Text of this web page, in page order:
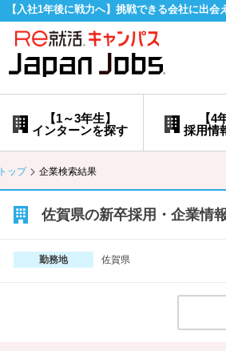
【入社1年後に戦力へ】挑戦できる会社に出会
【4
採用情
【1～3年生】
インターンを探す
トップ 企業検索結果
佐賀県の新卒採用・企業情
勤務地 佐賀県